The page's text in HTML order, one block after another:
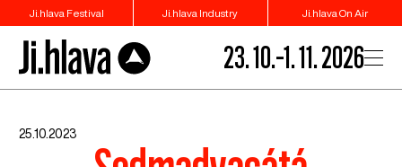
Ji.hlava Festival Ji.hlava Industry Ji.hlava On Air
23. 10.–1. 11. 2026
25.10.2023